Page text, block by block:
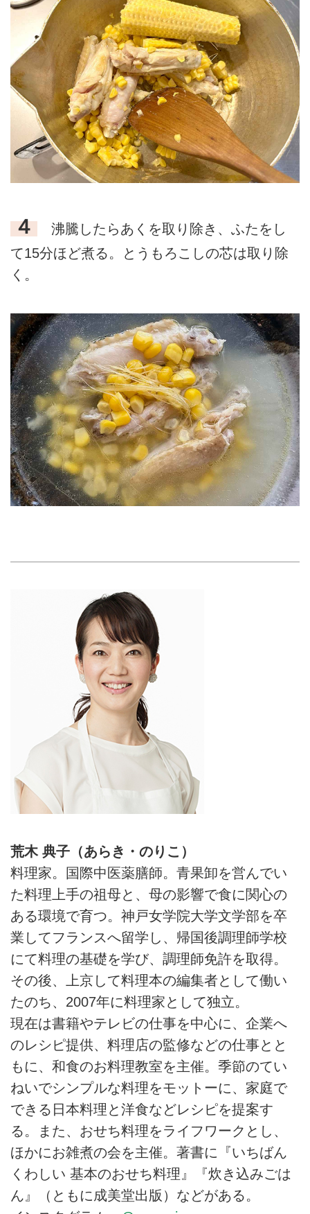
４
沸騰したらあくを取り除き、ふたをし
て15分ほど煮る。とうもろこしの芯は取り除
く。
荒木 典子（あらき・のりこ）
料理家。国際中医薬膳師。青果卸を営んでい
た料理上手の祖母と、母の影響で食に関心の
ある環境で育つ。神戸女学院大学文学部を卒
業してフランスへ留学し、帰国後調理師学校
にて料理の基礎を学び、調理師免許を取得。
その後、上京して料理本の編集者として働い
たのち、2007年に料理家として独立。
現在は書籍やテレビの仕事を中心に、企業へ
のレシピ提供、料理店の監修などの仕事とと
もに、和食のお料理教室を主催。季節のてい
ねいでシンプルな料理をモットーに、家庭で
できる日本料理と洋食などレシピを提案す
る。また、おせち料理をライフワークとし、
ほかにお雑煮の会を主催。著書に『いちばん
くわしい 基本のおせち料理』『炊き込みごは
ん』（ともに成美堂出版）などがある。